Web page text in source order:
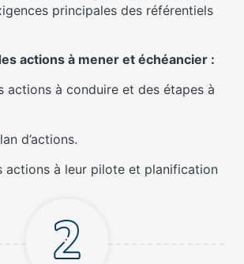
principales des référentiels
actions à mener et échéancier :
actions à conduire et des étapes à
d’actions.
actions à leur pilote et planification